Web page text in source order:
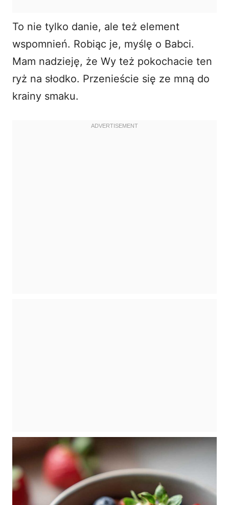
To nie tylko danie, ale też element
wspomnień. Robiąc je, myślę o Babci.
Mam nadzieję, że Wy też pokochacie ten
ryż na słodko. Przenieście się ze mną do
krainy smaku.